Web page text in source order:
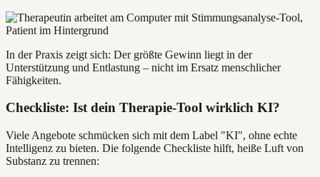
In der Praxis zeigt sich: Der größte Gewinn liegt in der
Unterstützung und Entlastung – nicht im Ersatz menschlicher
Fähigkeiten.
Checkliste: Ist dein Therapie-Tool wirklich KI?
Viele Angebote schmücken sich mit dem Label "KI", ohne echte
Intelligenz zu bieten. Die folgende Checkliste hilft, heiße Luft von
Substanz zu trennen: